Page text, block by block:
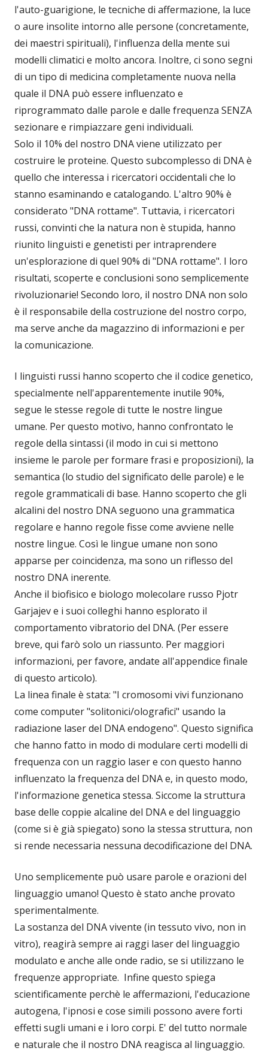
l'auto-guarigione, le tecniche di affermazione, la luce
o aure insolite intorno alle persone (concretamente,
dei maestri spirituali), l'influenza della mente sui
modelli climatici e molto ancora. Inoltre, ci sono segni
di un tipo di medicina completamente nuova nella
quale il DNA può essere influenzato e
riprogrammato dalle parole e dalle frequenza SENZA
sezionare e rimpiazzare geni individuali.
Solo il 10% del nostro DNA viene utilizzato per
costruire le proteine. Questo subcomplesso di DNA è
quello che interessa i ricercatori occidentali che lo
stanno esaminando e catalogando. L'altro 90% è
considerato "DNA rottame". Tuttavia, i ricercatori
russi, convinti che la natura non è stupida, hanno
riunito linguisti e genetisti per intraprendere
un'esplorazione di quel 90% di "DNA rottame". I loro
risultati, scoperte e conclusioni sono semplicemente
rivoluzionarie! Secondo loro, il nostro DNA non solo
è il responsabile della costruzione del nostro corpo,
ma serve anche da magazzino di informazioni e per
la comunicazione.
I linguisti russi hanno scoperto che il codice genetico,
specialmente nell'apparentemente inutile 90%,
segue le stesse regole di tutte le nostre lingue
umane. Per questo motivo, hanno confrontato le
regole della sintassi (il modo in cui si mettono
insieme le parole per formare frasi e proposizioni), la
semantica (lo studio del significato delle parole) e le
regole grammaticali di base. Hanno scoperto che gli
alcalini del nostro DNA seguono una grammatica
regolare e hanno regole fisse come avviene nelle
nostre lingue. Così le lingue umane non sono
apparse per coincidenza, ma sono un riflesso del
nostro DNA inerente.
Anche il biofisico e biologo molecolare russo Pjotr
Garjajev e i suoi colleghi hanno esplorato il
comportamento vibratorio del DNA. (Per essere
breve, qui farò solo un riassunto. Per maggiori
informazioni, per favore, andate all'appendice finale
di questo articolo).
La linea finale è stata: "I cromosomi vivi funzionano
come computer "solitonici/olografici" usando la
radiazione laser del DNA endogeno". Questo significa
che hanno fatto in modo di modulare certi modelli di
frequenza con un raggio laser e con questo hanno
influenzato la frequenza del DNA e, in questo modo,
l'informazione genetica stessa. Siccome la struttura
base delle coppie alcaline del DNA e del linguaggio
(come si è già spiegato) sono la stessa struttura, non
si rende necessaria nessuna decodificazione del DNA.
Uno semplicemente può usare parole e orazioni del
linguaggio umano! Questo è stato anche provato
sperimentalmente.
La sostanza del DNA vivente (in tessuto vivo, non in
vitro), reagirà sempre ai raggi laser del linguaggio
modulato e anche alle onde radio, se si utilizzano le
frequenze appropriate. Infine questo spiega
scientificamente perchè le affermazioni, l'educazione
autogena, l'ipnosi e cose simili possono avere forti
effetti sugli umani e i loro corpi. E' del tutto normale
e naturale che il nostro DNA reagisca al linguaggio.